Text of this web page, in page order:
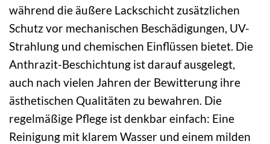
während die äußere Lackschicht zusätzlichen
Schutz vor mechanischen Beschädigungen, UV-
Strahlung und chemischen Einflüssen bietet. Die
Anthrazit-Beschichtung ist darauf ausgelegt,
auch nach vielen Jahren der Bewitterung ihre
ästhetischen Qualitäten zu bewahren. Die
regelmäßige Pflege ist denkbar einfach: Eine
Reinigung mit klarem Wasser und einem milden